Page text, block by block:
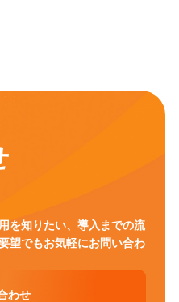
を知りたい、導入までの流
望でもお気軽にお問い合わ
わせ